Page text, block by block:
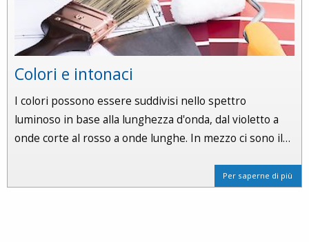
Colori e intonaci
I colori possono essere suddivisi nello spettro
luminoso in base alla lunghezza d'onda, dal violetto a
onde corte al rosso a onde lunghe. In mezzo ci sono il…
Per saperne di più